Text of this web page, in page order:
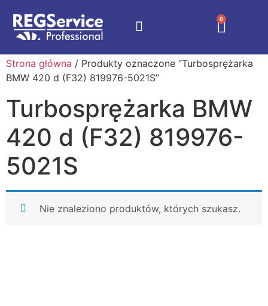
0
Strona główna / Produkty oznaczone “Turbosprężarka
BMW 420 d (F32) 819976-5021S”
Turbosprężarka BMW
420 d (F32) 819976-
5021S
Nie znaleziono produktów, których szukasz.